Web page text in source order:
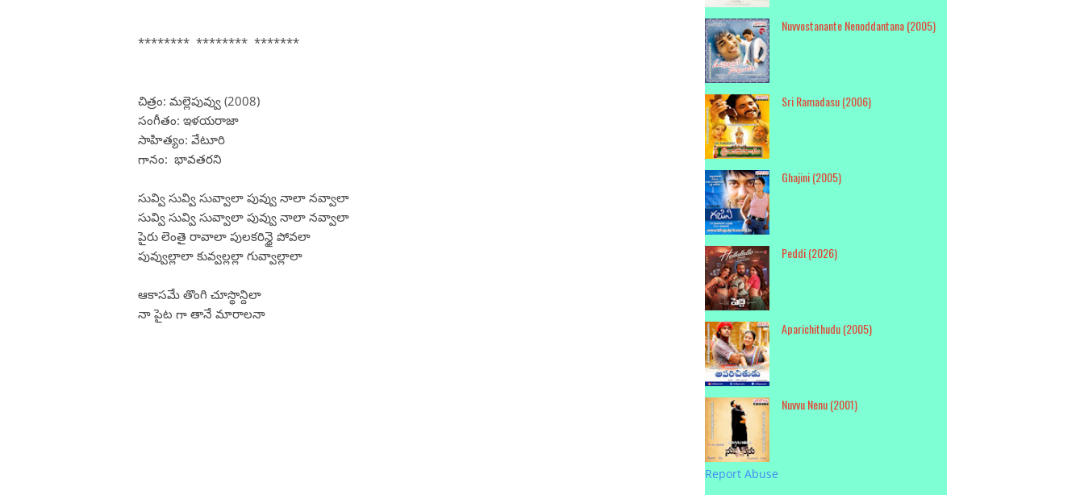
******** ******** *******
చిత్రం: మల్లెపువ్వు (2008)
సంగీతం: ఇళయరాజా
సాహిత్యం: వేటూరి
గానం: భావతరని
సువ్వి సువ్వి సువ్వాలా పువ్వు నాలా నవ్వాలా
సువ్వి సువ్వి సువ్వాలా పువ్వు నాలా నవ్వాలా
పైరు లెంతై రావాలా పులకరిన్థై పోవలా
పువ్వుల్లాలా కువ్వల్లల్లా గువ్వాల్లాలా
ఆకాసమే తొంగి చూస్థొన్దిలా
నా పైట గా తానే మారాలనా
Nuvvostanante Nenoddantana (2005)
Sri Ramadasu (2006)
Ghajini (2005)
Peddi (2026)
Aparichithudu (2005)
Nuvvu Nenu (2001)
Report Abuse